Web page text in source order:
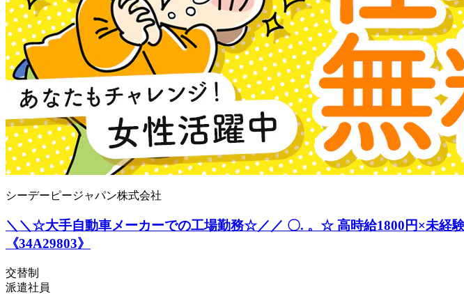
シーデーピージャパン株式会社
＼＼☆大手自動車メーカーでの工場勤務☆／／ 〇. 。☆ 高時給1800円×未経
《34A29803》
交替制
派遣社員